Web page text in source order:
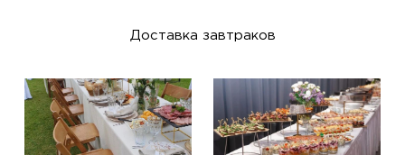
Доставка завтраков